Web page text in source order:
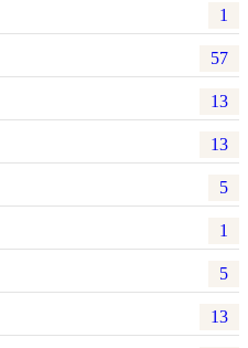
1
57
13
13
5
1
5
13